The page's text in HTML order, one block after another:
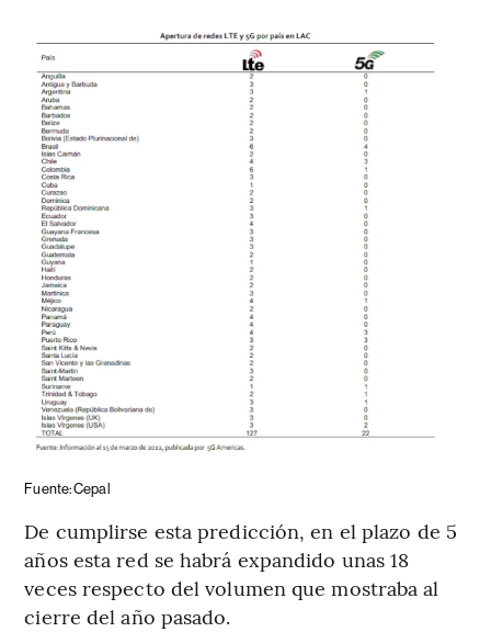
Fuente: Cepal
De cumplirse esta predicción, en el plazo de 5
años esta red se habrá expandido unas 18
veces respecto del volumen que mostraba al
cierre del año pasado.